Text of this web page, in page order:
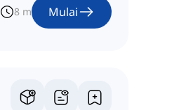
8 m Mulai